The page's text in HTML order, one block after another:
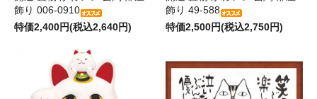
飾り 006-0910
特価2,400円(税込2,640円)
飾り 49-588
特価2,500円(税込2,750円)